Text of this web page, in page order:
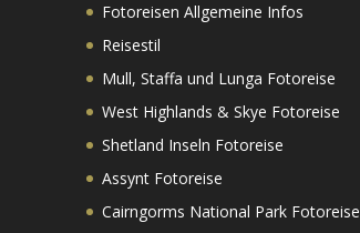
Fotoreisen Allgemeine Infos
Reisestil
Mull, Staffa und Lunga Fotoreise
West Highlands & Skye Fotoreise
Shetland Inseln Fotoreise
Assynt Fotoreise
Cairngorms National Park Fotoreise